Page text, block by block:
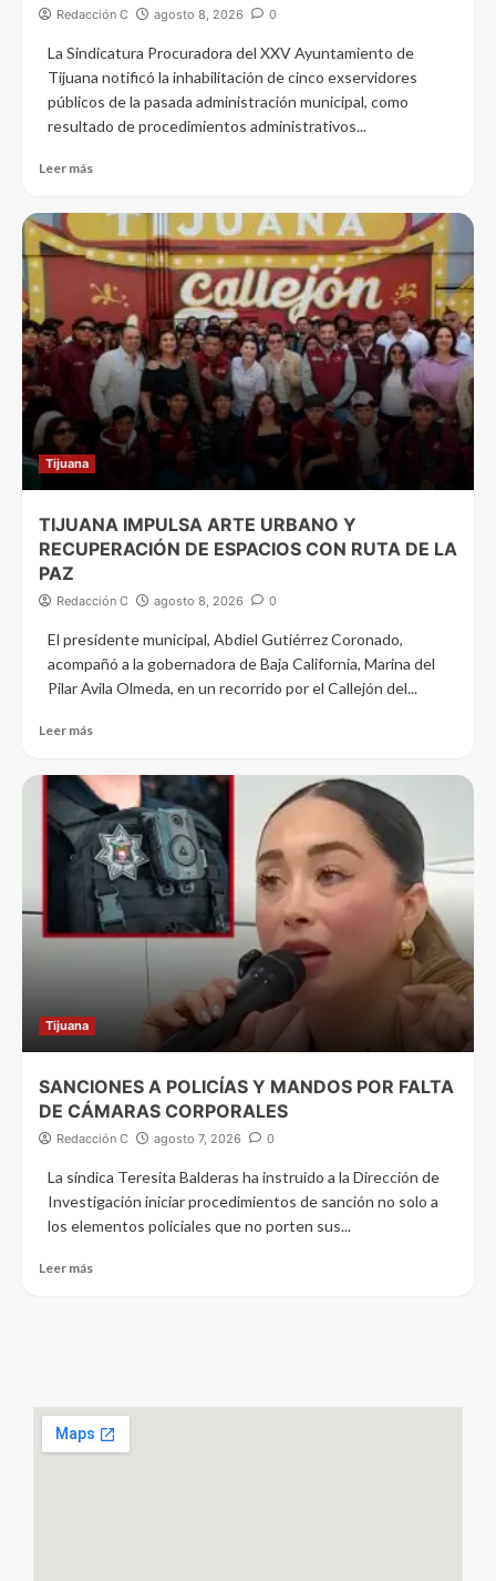
Redacción C agosto 8, 2026 0
La Sindicatura Procuradora del XXV Ayuntamiento de
Tijuana notificó la inhabilitación de cinco exservidores
públicos de la pasada administración municipal, como
resultado de procedimientos administrativos...
Leer más
Tijuana
TIJUANA IMPULSA ARTE URBANO Y
RECUPERACIÓN DE ESPACIOS CON RUTA DE LA
PAZ
Redacción C agosto 8, 2026 0
El presidente municipal, Abdiel Gutiérrez Coronado,
acompañó a la gobernadora de Baja California, Marina del
Pilar Avila Olmeda, en un recorrido por el Callejón del...
Leer más
Tijuana
SANCIONES A POLICÍAS Y MANDOS POR FALTA
DE CÁMARAS CORPORALES
Redacción C agosto 7, 2026 0
La síndica Teresita Balderas ha instruido a la Dirección de
Investigación iniciar procedimientos de sanción no solo a
los elementos policiales que no porten sus...
Leer más